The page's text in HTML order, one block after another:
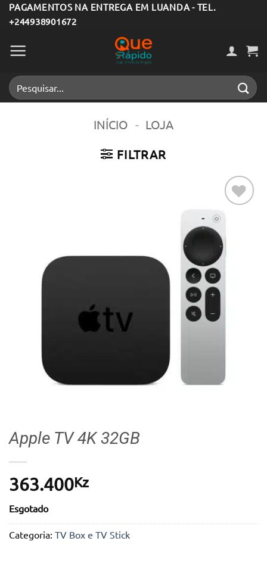
Skip
to
content
PAGAMENTOS NA ENTREGA EM LUANDA - TEL.
+244938901672
Pesquisar
por:
INÍCIO - LOJA
FILTRAR
Adicionar
aos meus
desejos
Apple TV 4K 32GB
363.400Kz
Esgotado
Categoria: TV Box e TV Stick